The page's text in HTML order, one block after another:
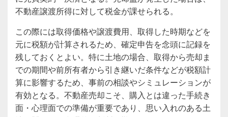
不動産譲渡所得に対して税金が課せられる。
この際には取得価格や譲渡費用、取得した時期などを
元に税額が計算されるため、確定申告を念頭に記録を
残しておくとよい。特に土地の場合、取得から売却ま
での期間や前所有者から引き継いだ条件などが税額計
算に影響するため、事前の相談やシミュレーションが
有効となる。不動産売却こそ、購入とは違った手続き
面・心理面での準備が重要であり、思い入れのある土